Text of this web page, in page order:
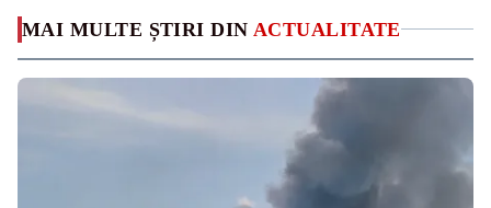
MAI MULTE ȘTIRI DIN ACTUALITATE